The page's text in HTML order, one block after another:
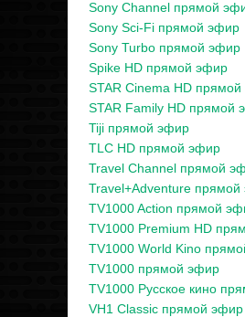
Sony Channel прямой
Sony Sci-Fi прямой эфир
Sony Turbo прямой эфир
Spike HD прямой эфир
STAR Cinema HD
STAR Family HD прямой
Tiji прямой эфир
TLC HD прямой эфир
Travel Channel прямой
Travel+Adventure
TV1000 Action прямой
TV1000 Premium HD
TV1000 World Kino
TV1000 прямой эфир
TV1000 Русское кино
VH1 Classic прямой эфир